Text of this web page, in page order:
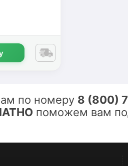
по номеру 8 (800)
поможем вам